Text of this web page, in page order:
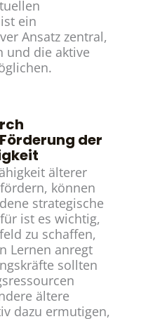
ein
Ansatz zentral,
und die aktive
der
älterer
können
strategische
ist es wichtig,
zu schaffen,
Lernen anregt
sollten
ältere
dazu ermutigen,